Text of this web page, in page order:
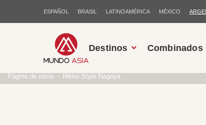
ESPAÑOL BRASIL LATINOAMÉRICA MÉXICO
Destinos Combinados
Página de inicio Nikko Style Nagoya